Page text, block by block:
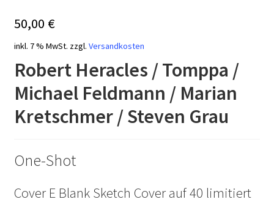
50,00 €
inkl. 7 % MwSt. zzgl. Versandkosten
Robert Heracles / Tomppa /
Michael Feldmann / Marian
Kretschmer / Steven Grau
One-Shot
Cover E Blank Sketch Cover auf 40 limitiert